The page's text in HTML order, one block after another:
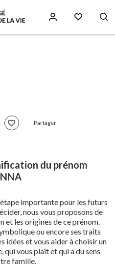
Partager
du prénom
étape importante pour les futurs
nous vous proposons de
et les origines de ce prénom.
ou encore ses traits
idées et vous aider à choisir un
qui vous plaît et qui a du sens
famille.